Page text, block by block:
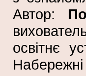
Автор:
освітнє